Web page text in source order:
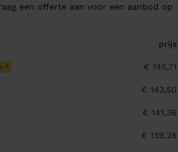
een offerte aan voor een aanbod op
prijs
* € 145,71
€ 143,50
€ 141,36
€ 139,28